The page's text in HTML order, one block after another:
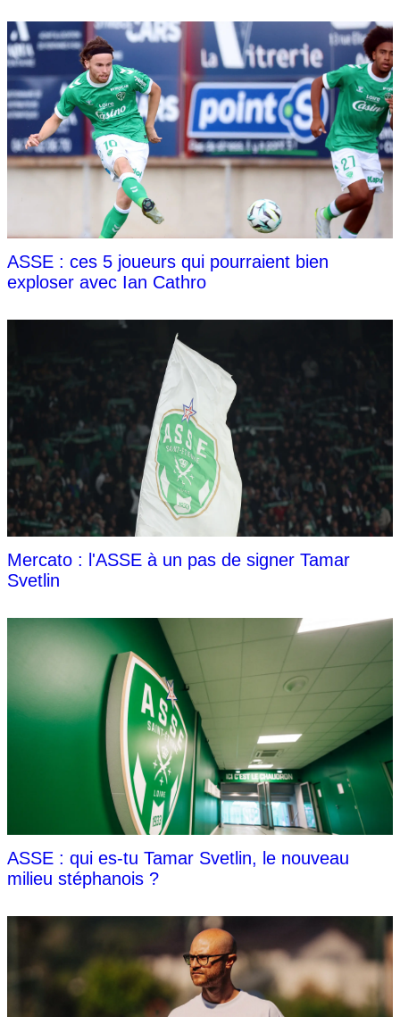
ASSE : ces 5 joueurs qui pourraient bien
exploser avec Ian Cathro
Mercato : l'ASSE à un pas de signer Tamar
Svetlin
ASSE : qui es-tu Tamar Svetlin, le nouveau
milieu stéphanois ?